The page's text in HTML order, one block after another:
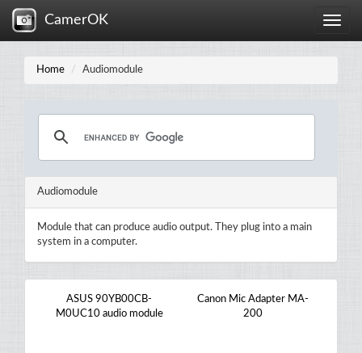
Toggle
CamerOK
Home Audiomodule
Audiomodule
Module that can produce audio output. They plug into a main
system in a computer.
ASUS 90YB00CB-
M0UC10 audio module
Canon Mic Adapter MA-
200